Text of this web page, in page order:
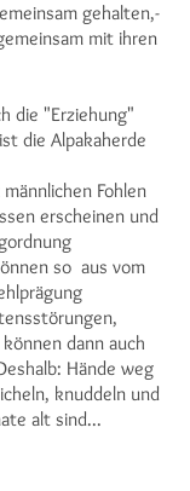
gehalten,-
mit ihren
die "Erziehung"
die Alpakaherde
Fohlen
erscheinen und
so aus vom
dann auch
Hände weg
knuddeln und
alt sind...